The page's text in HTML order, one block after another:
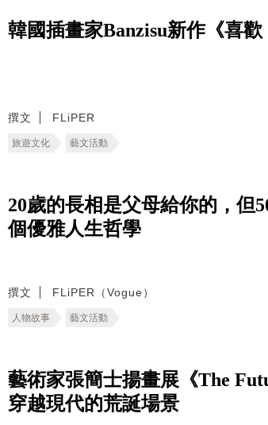
韓國插畫家Banzisu新作《喜
撰文 FLiPER
旅遊文化 藝文活動
20歲的長相是父母給你的，
個優雅人生哲學
撰文 FLiPER（Vogue）
人物故事 藝文活動
藝術家張簡士揚畫展《The
穿越現代的荒誕場景